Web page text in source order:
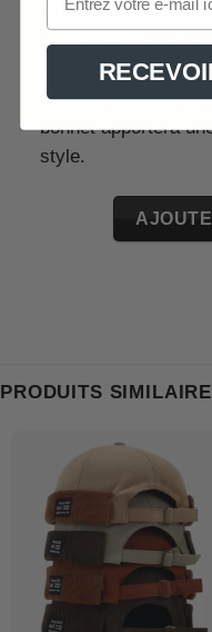
circonférence de
bonnet est
confortable. Que
décontractée ou
bonnet apportera
style.
PRODUITS